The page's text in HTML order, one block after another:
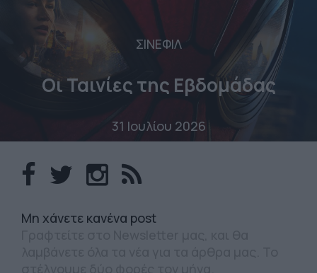
ΣΙΝΕΦΙΛ
Οι Ταινίες της Εβδομάδας
31 Ιουλίου 2026
Mη χάνετε κανένα post